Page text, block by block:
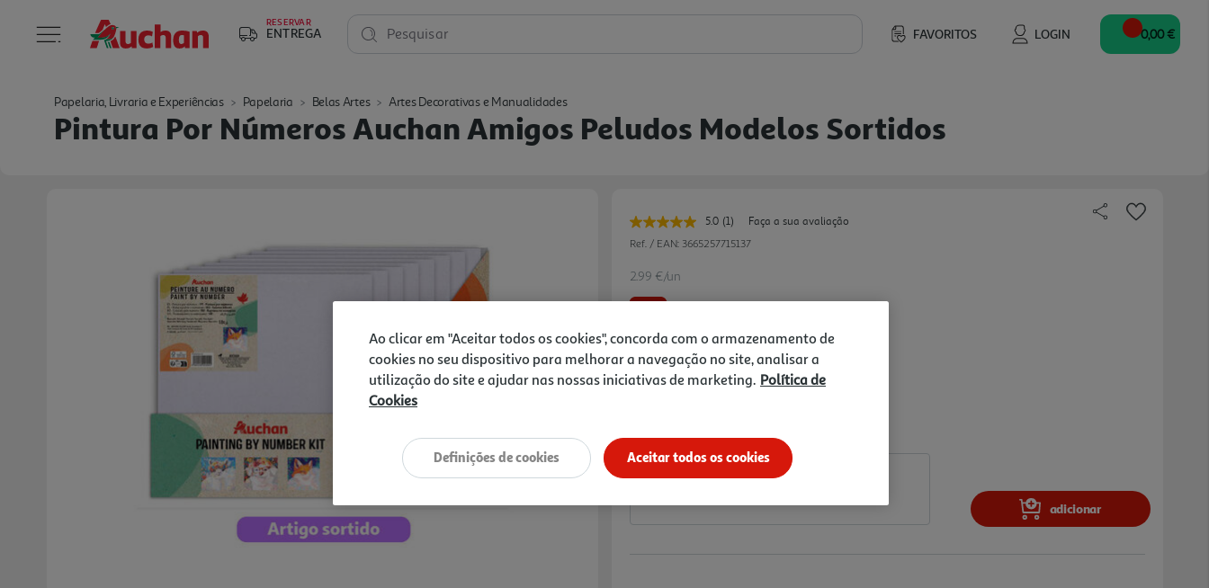
RESERVAR
ENTREGA FAVORITOS LOGIN
Pesquisar 0,00 €
Papelaria, Livraria e Experiências Papelaria Belas Artes Artes Decorativas e Manualidades
Pintura Por Números Auchan Amigos Peludos Modelos Sortidos
5.0 Leu
uma
a
(1)
Faça a sua avaliação
Ref. / EAN: 3665257715137
2.99 €/un
Price reduced from
7,98 €to
2,99 €
Notas de preparação
adicionar
Ao clicar em "Aceitar todos os cookies", concorda com o armazenamento de
cookies no seu dispositivo para melhorar a navegação no site, analisar a
utilização do site e ajudar nas nossas iniciativas de marketing. Política de
Cookies
Aceitar todos os cookies
Definições de cookies